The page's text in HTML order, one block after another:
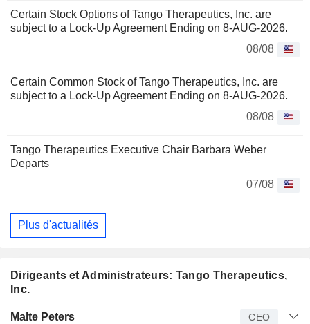
Certain Stock Options of Tango Therapeutics, Inc. are
subject to a Lock-Up Agreement Ending on 8-AUG-2026.
08/08
Certain Common Stock of Tango Therapeutics, Inc. are
subject to a Lock-Up Agreement Ending on 8-AUG-2026.
08/08
Tango Therapeutics Executive Chair Barbara Weber
Departs
07/08
Plus d'actualités
Dirigeants et Administrateurs: Tango Therapeutics,
Inc.
Dirigeant Titre
Malte Peters CEO